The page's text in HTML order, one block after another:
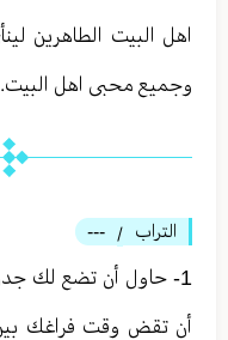
اهل البيت الطاهرين
وجميع محبى اهل البيت.
التراب /
---
1- حاول أن تضع لك
أن تقض وقت فراغك